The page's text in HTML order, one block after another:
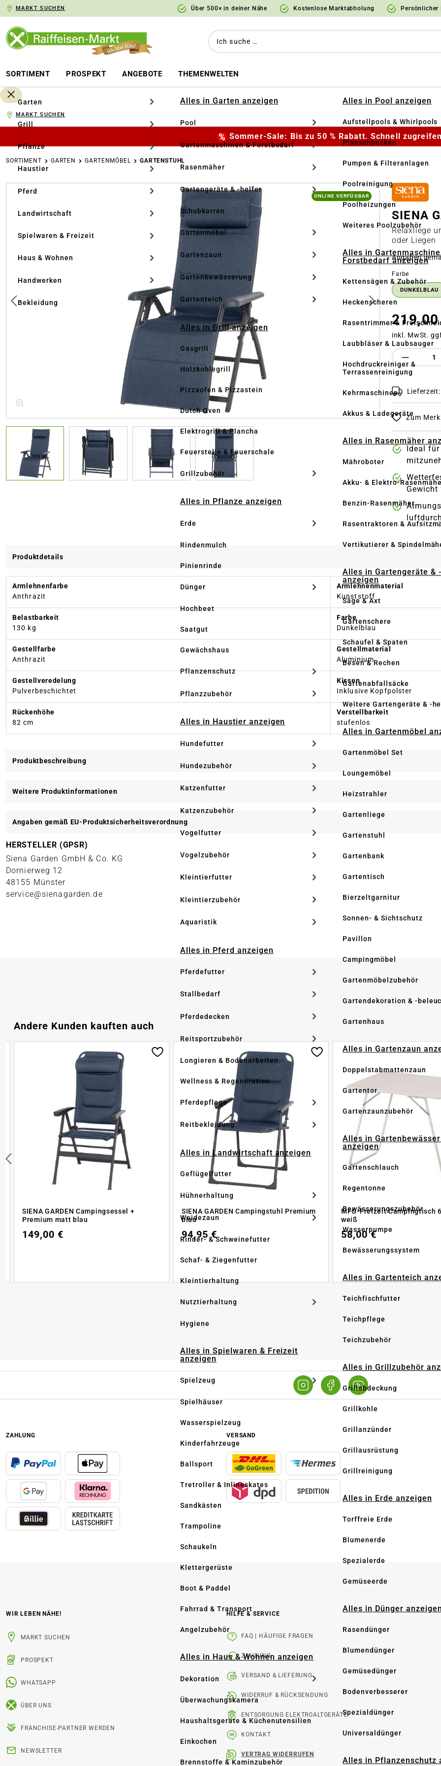
Zur Hauptnavigation springen
MARKT SUCHEN Über 500× in deiner Nähe Kostenlose Marktabholung Persönlicher
SORTIMENT PROSPEKT ANGEBOTE THEMENWELTEN
Garten
Grill
Pflanze
Haustier
Pferd
Landwirtschaft
Spielwaren & Freizeit
Haus & Wohnen
Handwerken
Bekleidung
Alles in Garten anzeigen
Pool
Gartenmaschinen & Forstbedarf
Rasenmäher
Gartengeräte & -helfer
Schubkarren
Gartenmöbel
Gartenzaun
Gartenbewässerung
Gartenteich
Alles in Grill anzeigen
Gasgrill
Holzkohlegrill
Pizzaofen & Pizzastein
Dutch Oven
Elektrogrill & Plancha
Feuerstelle & Feuerschale
Grillzubehör
Alles in Pflanze anzeigen
Erde
Rindenmulch
Pinienrinde
Dünger
Hochbeet
Saatgut
Gewächshaus
Pflanzenschutz
Pflanzzubehör
Alles in Haustier anzeigen
Hundefutter
Hundezubehör
Katzenfutter
Katzenzubehör
Vogelfutter
Vogelzubehör
Kleintierfutter
Kleintierzubehör
Aquaristik
Alles in Pferd anzeigen
Pferdefutter
Stallbedarf
Pferdedecken
Reitsportzubehör
Longieren & Bodenarbeiten
Wellness & Regeneration
Pferdepflege
Reitbekleidung
Alles in Landwirtschaft anzeigen
Geflügelfutter
Hühnerhaltung
Weidezaun
Rinder- & Schweinefutter
Schaf- & Ziegenfutter
Kleintierhaltung
Nutztierhaltung
Hygiene
Alles in Spielwaren & Freizeit
anzeigen
Spielzeug
Spielhäuser
Wasserspielzeug
Kinderfahrzeuge
Ballsport
Tretroller & Inlineskates
Sandkästen
Trampoline
Schaukeln
Klettergerüste
Boot & Paddel
Fahrrad & Transport
Angelzubehör
Alles in Haus & Wohnen anzeigen
Dekoration
Überwachungskamera
Haushaltsgeräte & Küchenutensilien
Einkochen
Brennstoffe & Kaminzubehör
Alles in Pool anzeigen
Aufstellpools & Whirlpools
Planschbecken
Pumpen & Filteranlagen
Poolreinigung
Poolheizungen
Weiteres Poolzubehör
Alles in
Forstbedarf anzeigen
Kettensägen & Zubehör
Heckenscheren
Rasentrimmer &
Laubbläser & Laubsauger
Hochdruckreiniger &
Terrassenreinigung
Kehrmaschinen
Akkus & Ladegeräte
Alles in Rasenmäher
Mähroboter
Akku- & Elektro-
Benzin-Rasenmäher
Rasentraktoren &
Vertikutierer &
Alles in Gartengeräte &
anzeigen
Säge & Axt
Gartenschere
Schaufel & Spaten
Besen & Rechen
Gartenabfallsäcke
Weitere Gartengeräte & -
Alles in Gartenmöbel
Gartenmöbel Set
Loungemöbel
Heizstrahler
Gartenliege
Gartenstuhl
Gartenbank
Gartentisch
Bierzeltgarnitur
Sonnen- & Sichtschutz
Pavillon
Campingmöbel
Gartenmöbelzubehör
Gartendekoration & -
Gartenhaus
Alles in Gartenzaun
Doppelstabmattenzaun
Gartentor
Gartenzaunzubehör
Alles in
anzeigen
Gartenschlauch
Regentonne
Bewässerungszubehör
Wasserpumpe
Bewässerungssystem
Alles in Gartenteich
Teichfischfutter
Teichpflege
Teichzubehör
Alles in Grillzubehör
Grillabdeckung
Grillkohle
Grillanzünder
Grillausrüstung
Grillreinigung
Alles in Erde anzeigen
Torffreie Erde
Blumenerde
Spezialerde
Gemüseerde
Alles in Dünger anzeigen
Rasendünger
Blumendünger
Gemüsedünger
Bodenverbesserer
Spezialdünger
Universaldünger
Alles in Pflanzenschutz
MARKT SUCHEN
Sommer-Sale: Bis zu 50 % Rabatt. Schnell
SORTIMENT GARTEN GARTENMÖBEL GARTENSTUHL
Bildergalerie überspringen
ONLINE VERFÜGBAR
SIENA
Relaxliege
oder Liegen
Angaben
Farbe
DUNKELBLAU
inkl. MwSt.
Produkt
Zum
Ideal für
Produktdetails
Armlehnenfarbe
Anthrazit
Armlehnenmaterial
Kunststoff
Belastbarkeit
130 kg
Farbe
Dunkelblau
Gestellfarbe
Anthrazit
Gestellmaterial
Aluminium
Gestellveredelung
Pulverbeschichtet
Kissen
Inklusive Kopfpolster
Rückenhöhe
82 cm
Verstellbarkeit
stufenlos
Produktbeschreibung
Weitere Produktinformationen
Angaben gemäß EU-Produktsicherheitsverordnung
HERSTELLER (GPSR)
Siena Garden GmbH & Co. KG
Dornierweg 12
48155 Münster
service@sienagarden.de
Produktgalerie überspringen
Andere Kunden kauften auch
SIENA GARDEN Campingsessel +
Premium matt blau
149,00 €
SIENA GARDEN Campingstuhl Premium
blau
94,95 €
MFG-Freizeit Campingtisch
weiß
58,00 €
ZAHLUNG VERSAND
WIR LEBEN NÄHE!
MARKT SUCHEN
PROSPEKT
WHATSAPP
ÜBER UNS
FRANCHISE-PARTNER WERDEN
NEWSLETTER
HILFE & SERVICE
FAQ | HÄUFIGE FRAGEN
ZAHLUNG
VERSAND & LIEFERUNG
WIDERRUF & RÜCKSENDUNG
ENTSORGUNG ELEKTROALTGERÄTE
KONTAKT
VERTRAG WIDERRUFEN